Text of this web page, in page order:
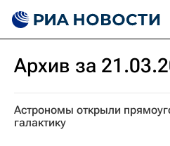
Архив за
Астрономы открыли
галактику